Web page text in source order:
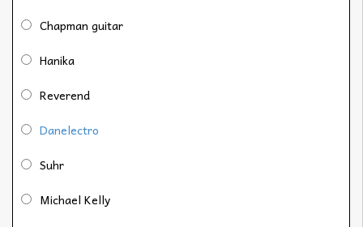
Chapman guitar
Hanika
Reverend
Danelectro
Suhr
Michael Kelly